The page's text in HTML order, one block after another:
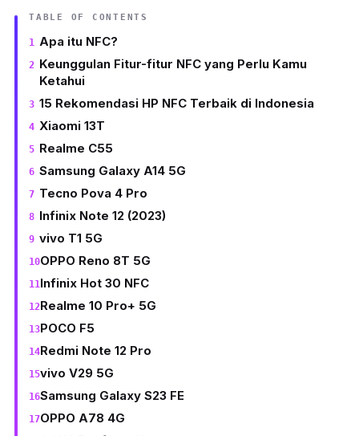
TABLE OF CONTENTS
Apa itu NFC?
Keunggulan Fitur-fitur NFC yang Perlu Kamu
Ketahui
15 Rekomendasi HP NFC Terbaik di Indonesia
Xiaomi 13T
Realme C55
Samsung Galaxy A14 5G
Tecno Pova 4 Pro
Infinix Note 12 (2023)
vivo T1 5G
OPPO Reno 8T 5G
Infinix Hot 30 NFC
Realme 10 Pro+ 5G
POCO F5
Redmi Note 12 Pro
vivo V29 5G
Samsung Galaxy S23 FE
OPPO A78 4G